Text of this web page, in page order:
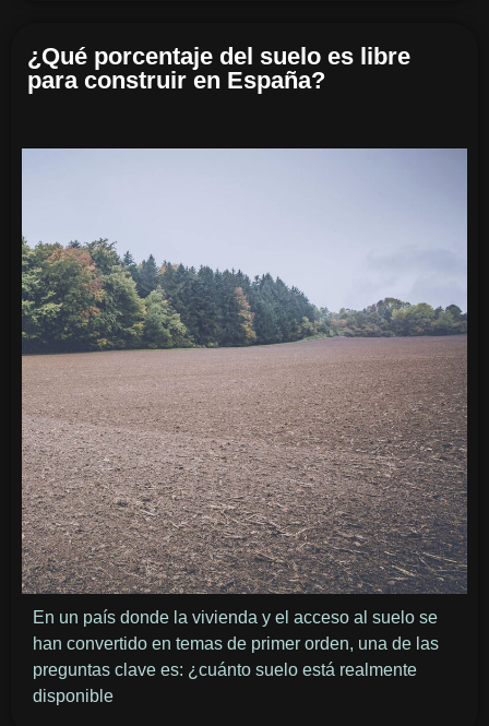
¿Qué porcentaje del suelo es libre
para construir en España?
En un país donde la vivienda y el acceso al suelo se
han convertido en temas de primer orden, una de las
preguntas clave es: ¿cuánto suelo está realmente
disponible